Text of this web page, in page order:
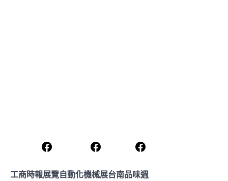
工商時報展覽自動化機械展台南品味週